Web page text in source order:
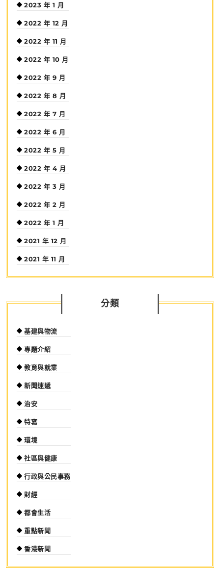
2023 年 1 月
2022 年 12 月
2022 年 11 月
2022 年 10 月
2022 年 9 月
2022 年 8 月
2022 年 7 月
2022 年 6 月
2022 年 5 月
2022 年 4 月
2022 年 3 月
2022 年 2 月
2022 年 1 月
2021 年 12 月
2021 年 11 月
分類
基建與物流
專題介紹
教育與就業
新聞速遞
治安
特寫
環境
社區與健康
行政與公民事務
財經
都會生活
重點新聞
香港新聞